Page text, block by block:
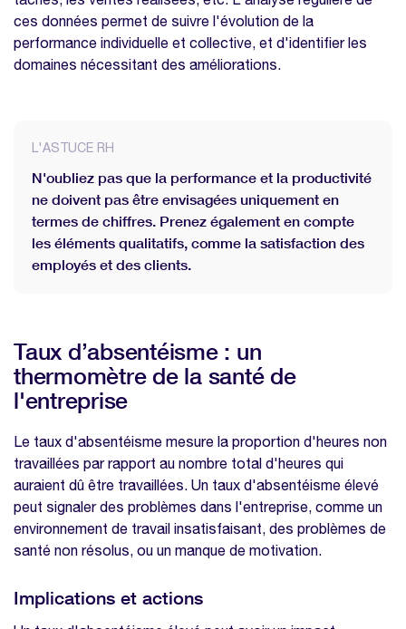
Modèle de charte informatique
Mémo DSN
ces données permet de suivre l'évolution de la
performance individuelle et collective, et d'identifier les
domaines nécessitant des améliorations.
L'ASTUCE RH
N'oubliez pas que la performance et la productivité
ne doivent pas être envisagées uniquement en
termes de chiffres. Prenez également en compte
les éléments qualitatifs, comme la satisfaction des
employés et des clients.
Taux d’absentéisme : un
thermomètre de la santé de
l'entreprise
Le taux d'absentéisme mesure la proportion d'heures non
travaillées par rapport au nombre total d'heures qui
auraient dû être travaillées. Un taux d'absentéisme élevé
peut signaler des problèmes dans l'entreprise, comme un
environnement de travail insatisfaisant, des problèmes de
santé non résolus, ou un manque de motivation.
Implications et actions